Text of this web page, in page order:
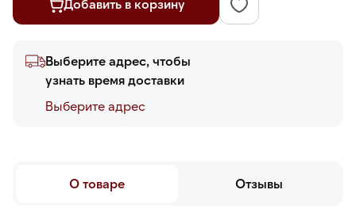
Добавить в корзину
Выберите адрес, чтобы
узнать время доставки
Выберите адреc
О товаре Отзывы